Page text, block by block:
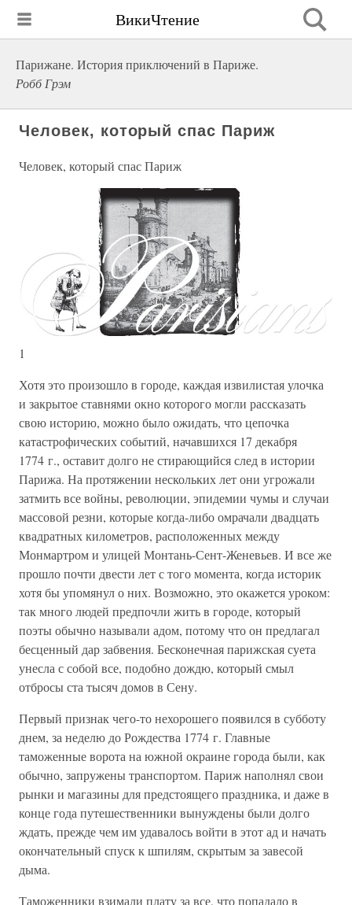
ВикиЧтение
Парижане. История приключений в Париже.
Робб Грэм
Человек, который спас Париж
Человек, который спас Париж
1
Хотя это произошло в городе, каждая извилистая улочка
и закрытое ставнями окно которого могли рассказать
свою историю, можно было ожидать, что цепочка
катастрофических событий, начавшихся 17 декабря
1774 г., оставит долго не стирающийся след в истории
Парижа. На протяжении нескольких лет они угрожали
затмить все войны, революции, эпидемии чумы и случаи
массовой резни, которые когда-либо омрачали двадцать
квадратных километров, расположенных между
Монмартром и улицей Монтань-Сент-Женевьев. И все же
прошло почти двести лет с того момента, когда историк
хотя бы упомянул о них. Возможно, это окажется уроком:
так много людей предпочли жить в городе, который
поэты обычно называли адом, потому что он предлагал
бесценный дар забвения. Бесконечная парижская суета
унесла с собой все, подобно дождю, который смыл
отбросы ста тысяч домов в Сену.
Первый признак чего-то нехорошего появился в субботу
днем, за неделю до Рождества 1774 г. Главные
таможенные ворота на южной окраине города были, как
обычно, запружены транспортом. Париж наполнял свои
рынки и магазины для предстоящего праздника, и даже в
конце года путешественники вынуждены были долго
ждать, прежде чем им удавалось войти в этот ад и начать
окончательный спуск к шпилям, скрытым за завесой
дыма.
Таможенники взимали плату за все, что попадало в